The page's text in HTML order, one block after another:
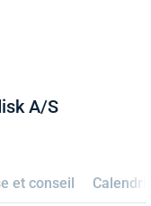
A/S
et conseil